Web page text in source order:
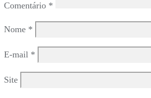
Comentário *
Nome *
E-mail *
Site